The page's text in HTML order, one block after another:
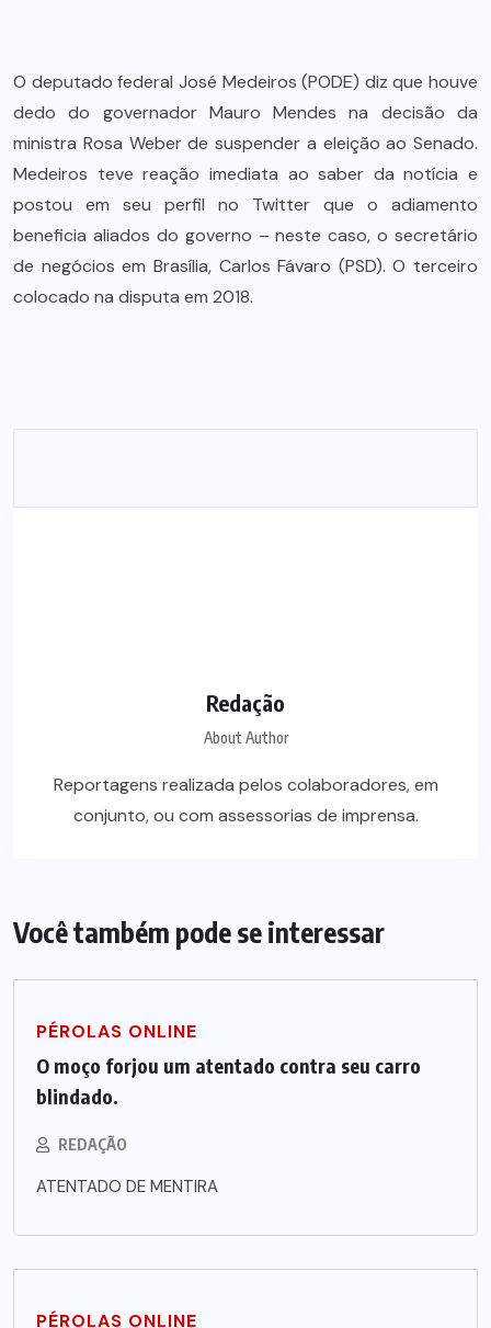
O deputado federal José Medeiros (PODE) diz que houve
dedo do governador Mauro Mendes na decisão da
ministra Rosa Weber de suspender a eleição ao Senado.
Medeiros teve reação imediata ao saber da notícia e
postou em seu perfil no Twitter que o adiamento
beneficia aliados do governo – neste caso, o secretário
de negócios em Brasília, Carlos Fávaro (PSD). O terceiro
colocado na disputa em 2018.
Redação
About Author
Reportagens realizada pelos colaboradores, em
conjunto, ou com assessorias de imprensa.
Você também pode se interessar
PÉROLAS ONLINE
O moço forjou um atentado contra seu carro
blindado.
REDAÇÃO
ATENTADO DE MENTIRA
PÉROLAS ONLINE